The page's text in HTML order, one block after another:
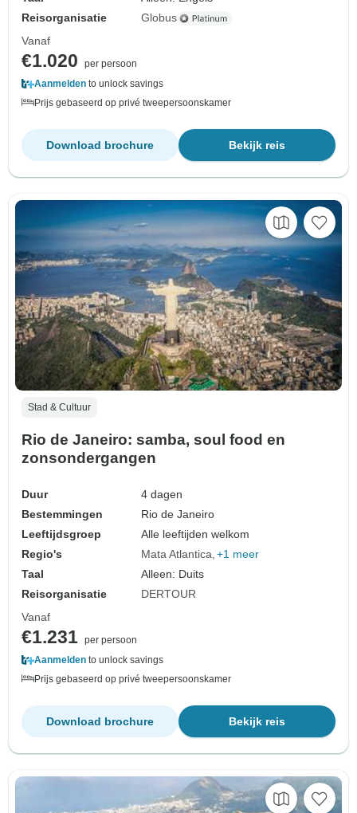
Reisorganisatie
Globus
Vanaf
€1.020
per persoon
Aanmelden to unlock savings
Prijs gebaseerd op privé tweepersoonskamer
Bekijk reis
Download brochure
Stad & Cultuur
Rio de Janeiro: samba, soul food en
zonsondergangen
Duur
4 dagen
Bestemmingen
Rio de Janeiro
Leeftijdsgroep
Alle leeftijden welkom
Regio's
Mata Atlantica +1 meer
Taal
Alleen: Duits
Reisorganisatie
DERTOUR
Vanaf
€1.231 per persoon
Aanmelden to unlock savings
Prijs gebaseerd op privé tweepersoonskamer
Bekijk reis
Download brochure